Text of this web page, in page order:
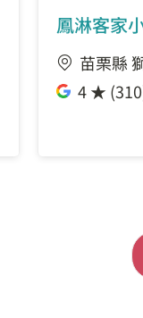
鳳淋客家
苗栗縣
4 ★